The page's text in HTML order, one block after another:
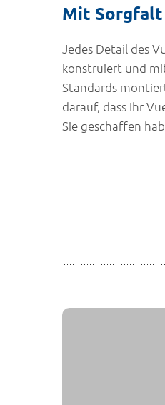
Mit
Jedes Detail des
konstruiert und
Standards
darauf, dass Ihr
Sie geschaffen